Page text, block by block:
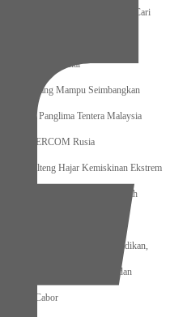
Tertunda, Kemenag Upayakan Cari
Lebih Bansos Cair
Internasional
yang Mampu Seimbangkan
CC Panglima Tentera Malaysia
EMERCOM Rusia
se-Kalteng Hajar Kemiskinan Ekstrem
RI Usai Lawatan ke Timur Tengah
Sri Paduka
Bidang Wakaf dan Pendidikan,
Bawa Komitmen Investasi dan
13 Cabor